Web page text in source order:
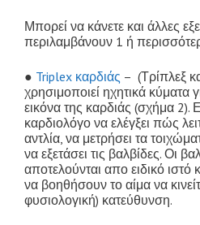
Μπορεί να κάνετε και άλλες
περιλαμβάνουν 1 ή
● Triplex καρδιάς – (Τρίπλεξ
χρησιμοποιεί ηχητικά κύματα
εικόνα της καρδιάς (σχήμα 2).
καρδιολόγο να ελέγξει πώς
αντλία, να μετρήσει τα
να εξετάσει τις βαλβίδες. Οι
αποτελούνται απο ειδικό ιστό
να βοηθήσουν το αίμα να
φυσιολογική) κατεύθυνση.